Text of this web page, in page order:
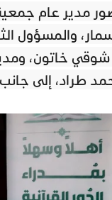
مدير عام جمعية
والمسؤول
خاتون،
طراد، إلى